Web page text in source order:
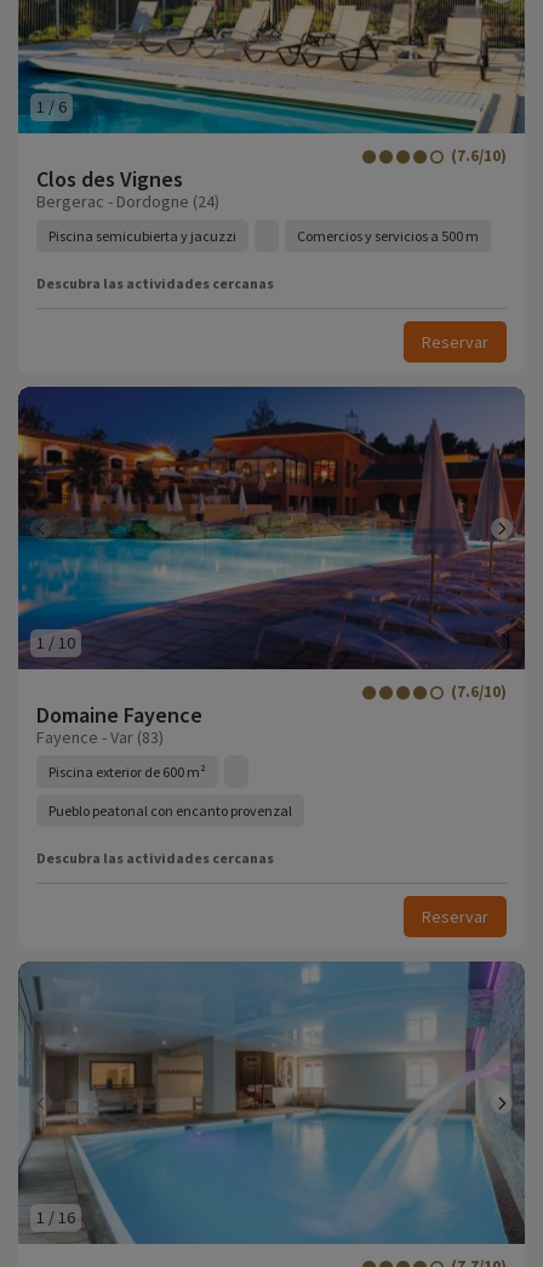
1 / 6
Clos des Vignes
(7.6/10)
Bergerac - Dordogne (24)
Piscina semicubierta y jacuzzi Comercios y servicios a 500 m
Descubra las actividades cercanas
Reservar
1 /10
Domaine Fayence
(7.6/10)
Fayence - Var (83)
Piscina exterior de 600 m²
Pueblo peatonal con encanto provenzal
Descubra las actividades cercanas
Reservar
1 /16